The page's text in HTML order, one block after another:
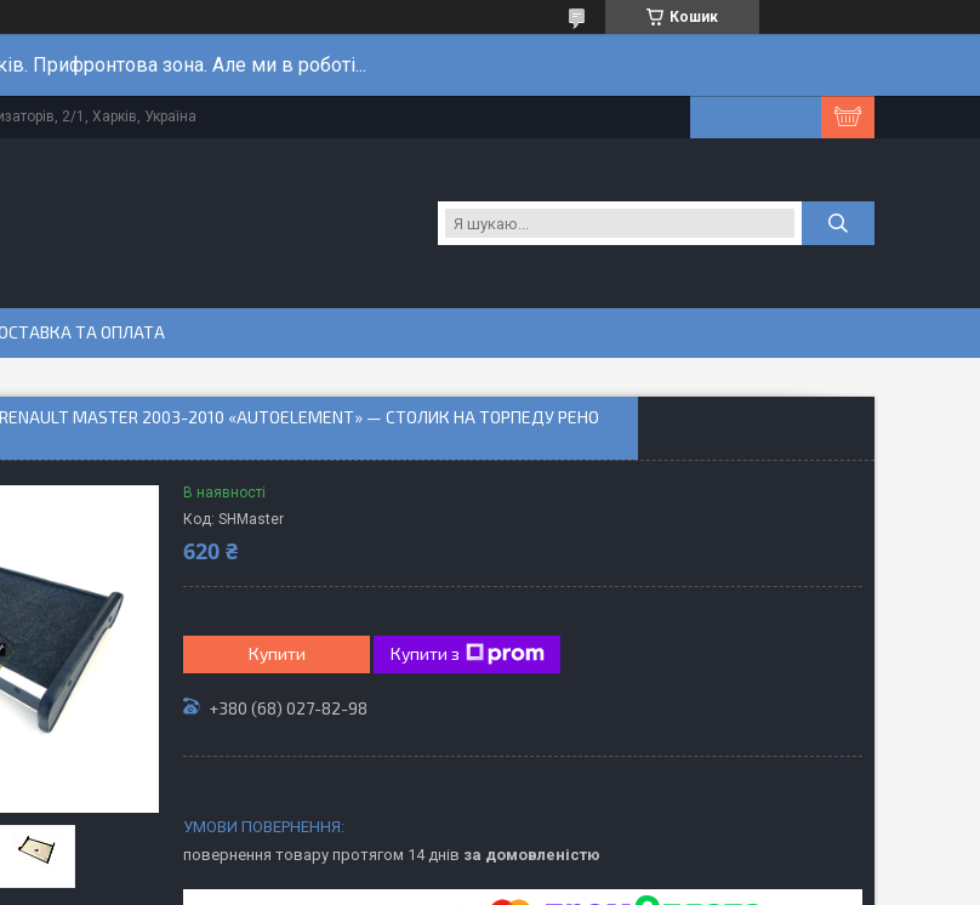
Кошик
Прифронтова зона. Але ми в роботі...
2/1, Харків, Україна
ТА ОПЛАТА
MASTER 2003-2010 «AUTOELEMENT» — СТОЛИК НА ТОРПЕДУ РЕНО
В наявності
Код: SHMaster
620 ₴
Купити Купити з
+380 (68) 027-82-98
повернення товару протягом 14 днів за домовленістю